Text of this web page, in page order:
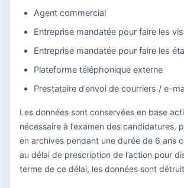
Agent commercial
Entreprise mandatée pour faire les
Entreprise mandatée pour faire les
Plateforme téléphonique externe
Prestataire d’envoi de courriers / e-
Les données sont conservées en base
nécessaire à l’examen des candidatures,
en archives pendant une durée de 6 ans
au délai de prescription de l’action pour
terme de ce délai, les données sont